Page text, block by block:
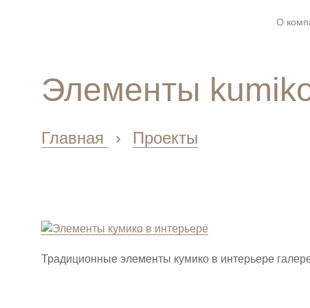
О
Элементы
Главная › Проекты
Традиционные элементы кумико в интерьере